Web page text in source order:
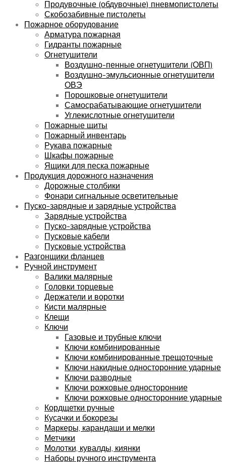
Продувочные (обдувочные) пневмопистолеты
Скобозабивные пистолеты
Пожарное оборудование
Арматура пожарная
Гидранты пожарные
Огнетушители
Воздушно-пенные огнетушители (ОВП)
Воздушно-эмульсионные огнетушители
ОВЭ
Порошковые огнетушители
Самосрабатывающие огнетушители
Углекислотные огнетушители
Пожарные щиты
Пожарный инвентарь
Рукава пожарные
Шкафы пожарные
Ящики для песка пожарные
Продукция дорожного назначения
Дорожные столбики
Фонари сигнальные осветительные
Пуско-зарядные и зарядные устройства
Зарядные устройства
Пуско-зарядные устройства
Пусковые кабели
Пусковые устройства
Разгонщики фланцев
Ручной инструмент
Валики малярные
Головки торцевые
Держатели и воротки
Кисти малярные
Клещи
Ключи
Газовые и трубные ключи
Ключи комбинированные
Ключи комбинированные трещоточные
Ключи накидные односторонние ударные
Ключи разводные
Ключи рожковые односторонние
Ключи рожковые односторонние ударные
Кордщетки ручные
Кусачки и бокорезы
Маркеры, карандаши и мелки
Метчики
Молотки, кувалды, киянки
Наборы ручного инструмента